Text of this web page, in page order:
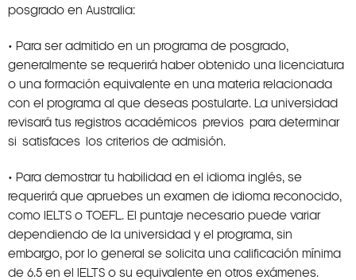
posgrado en Australia:
• Para ser admitido en un programa de posgrado,
generalmente se requerirá haber obtenido una licenciatura
o una formación equivalente en una materia relacionada
con el programa al que deseas postularte. La universidad
revisará tus registros académicos previos para determinar
si satisfaces los criterios de admisión.
• Para demostrar tu habilidad en el idioma inglés, se
requerirá que apruebes un examen de idioma reconocido,
como IELTS o TOEFL. El puntaje necesario puede variar
dependiendo de la universidad y el programa, sin
embargo, por lo general se solicita una calificación mínima
de 6.5 en el IELTS o su equivalente en otros exámenes.